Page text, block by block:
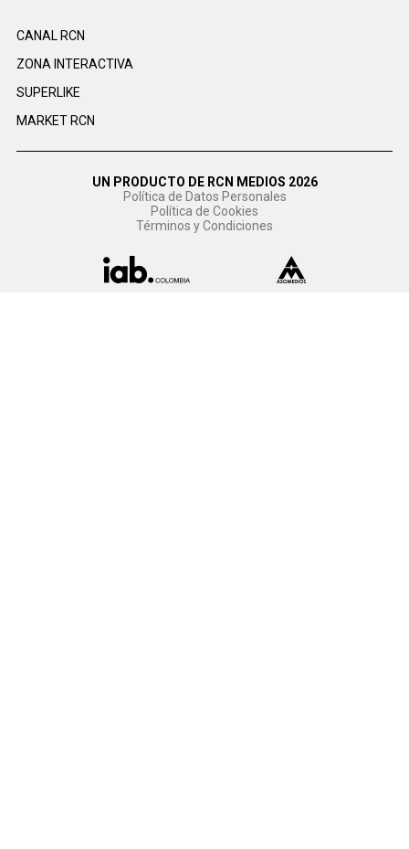
CANAL RCN
ZONA INTERACTIVA
SUPERLIKE
MARKET RCN
UN PRODUCTO DE RCN MEDIOS 2026
Política de Datos Personales
Política de Cookies
Términos y Condiciones